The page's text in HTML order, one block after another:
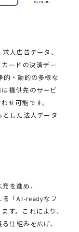
人広告データ、
ードの決済デー
的・動的の多様な
提供先のサービ
せ可能です。
した法人データ
を進め、
る「AI-readyなフ
す。これにより、
仕組みを広げ、